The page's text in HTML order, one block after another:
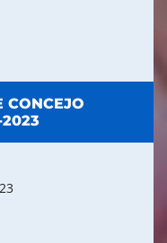
CONCEJO
2023